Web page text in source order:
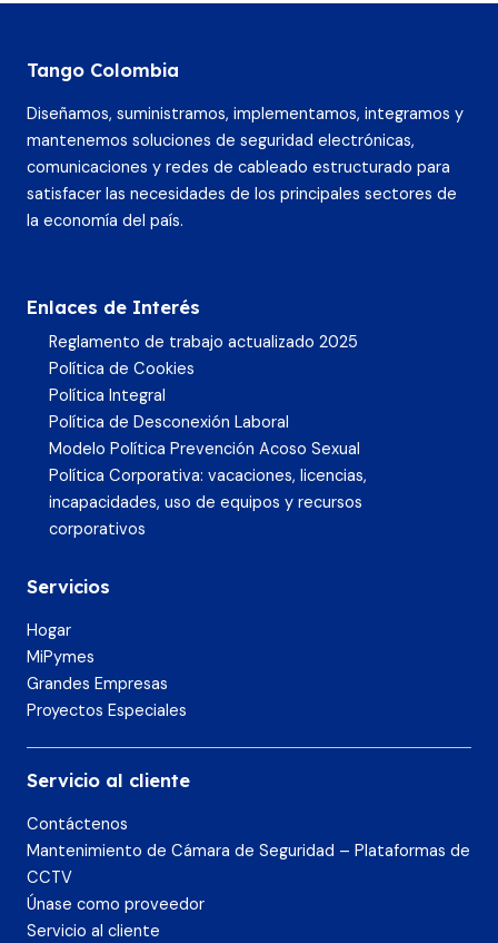
Tango Colombia
Diseñamos, suministramos, implementamos, integramos y
mantenemos soluciones de seguridad electrónicas,
comunicaciones y redes de cableado estructurado para
satisfacer las necesidades de los principales sectores de
la economía del país.
Enlaces de Interés
Reglamento de trabajo actualizado 2025
Política de Cookies
Política Integral
Política de Desconexión Laboral
Modelo Política Prevención Acoso Sexual
Política Corporativa: vacaciones, licencias,
incapacidades, uso de equipos y recursos
corporativos
Servicios
Hogar
MiPymes
Grandes Empresas
Proyectos Especiales
Servicio al cliente
Contáctenos
Mantenimiento de Cámara de Seguridad – Plataformas de
CCTV
Únase como proveedor
Servicio al cliente